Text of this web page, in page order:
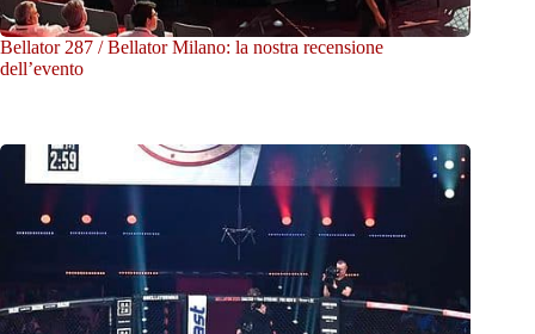
Bellator 287 / Bellator Milano: la nostra recensione
dell’evento